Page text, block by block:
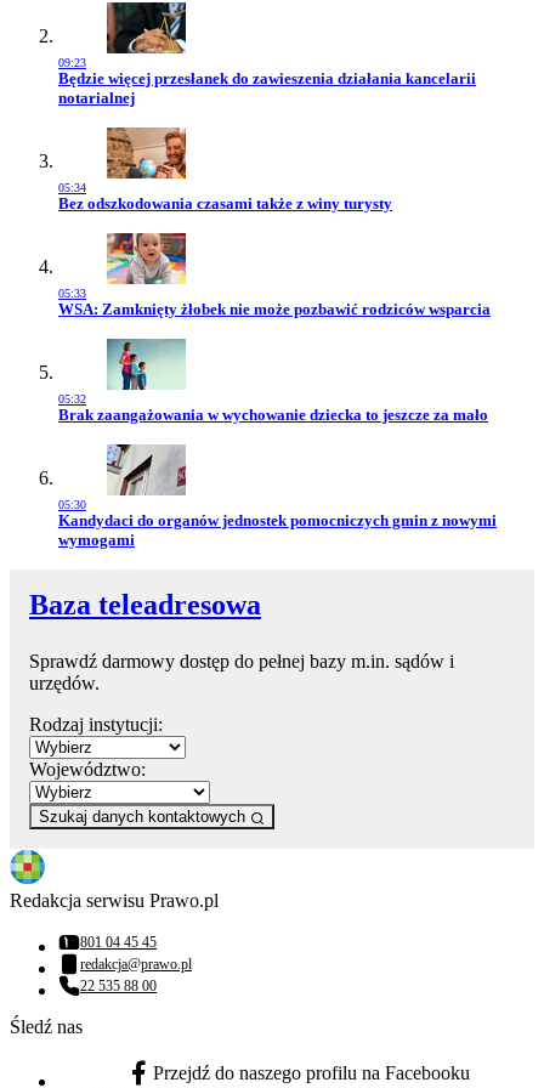
09:23
Przejdź do artykułu:
Będzie więcej przesłanek do zawieszenia działania kancelarii
notarialnej
05:34
Przejdź do artykułu:
Bez odszkodowania czasami także z winy turysty
05:33
Przejdź do artykułu:
WSA: Zamknięty żłobek nie może pozbawić rodziców wsparcia
05:32
Przejdź do artykułu:
Brak zaangażowania w wychowanie dziecka to jeszcze za mało
05:30
Przejdź do artykułu:
Kandydaci do organów jednostek pomocniczych gmin z nowymi
wymogami
Baza teleadresowa
Sprawdź darmowy dostęp do pełnej bazy m.in. sądów i
urzędów.
Rodzaj instytucji:
Województwo:
Szukaj danych kontaktowych
Redakcja serwisu Prawo.pl
Numer telefonu:
801 04 45 45
Adres email:
redakcja@prawo.pl
Numer telefonu:
22 535 88 00
Śledź nas
facebook - otwiera się w nowej karcie
Przejdź do naszego profilu na Facebooku